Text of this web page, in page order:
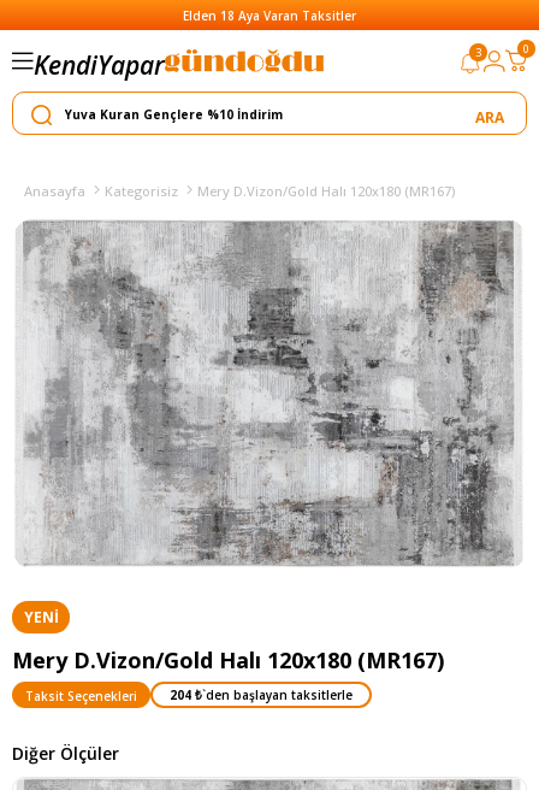
Elden 18 Aya Varan Taksitler
KendiYapar
Satar
3 0
Anasayfa Kategorisiz Mery D.Vizon/Gold Halı 120x180 (MR167)
YENI
ÜRÜN
Mery D.Vizon/Gold Halı 120x180 (MR167)
Taksit Seçenekleri 204 ₺`den başlayan taksitlerle
Diğer Ölçüler